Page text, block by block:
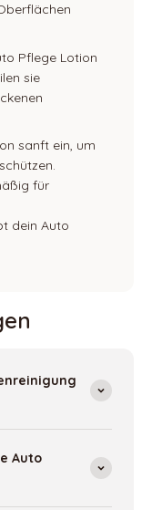
Pflege Lotion
sie
sanft ein, um
für
dein Auto
Auto